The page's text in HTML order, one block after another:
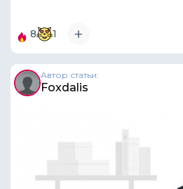
8 1
Автор статьи:
Foxdalis